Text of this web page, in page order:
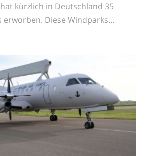
kürzlich in Deutschland 35
erworben. Diese Windparks…